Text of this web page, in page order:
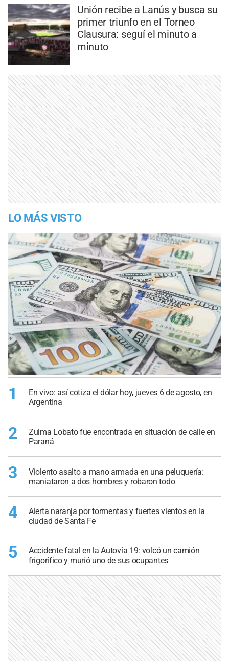
Unión recibe a Lanús y busca su
primer triunfo en el Torneo
Clausura: seguí el minuto a
minuto
LO MÁS VISTO
1
En vivo: así cotiza el dólar hoy, jueves 6 de agosto, en
Argentina
2
Zulma Lobato fue encontrada en situación de calle en
Paraná
3
Violento asalto a mano armada en una peluquería:
maniataron a dos hombres y robaron todo
4
Alerta naranja por tormentas y fuertes vientos en la
ciudad de Santa Fe
5
Accidente fatal en la Autovía 19: volcó un camión
frigorífico y murió uno de sus ocupantes